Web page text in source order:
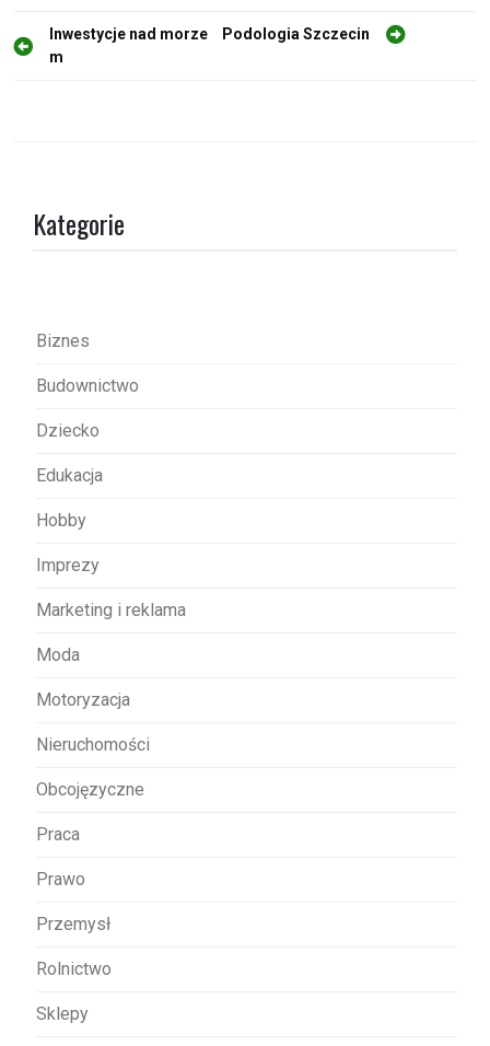
N
Inwestycje nad morze
m
Podologia Szczecin
Kategorie
Biznes
Budownictwo
Dziecko
Edukacja
Hobby
Imprezy
Marketing i reklama
Moda
Motoryzacja
Nieruchomości
Obcojęzyczne
Praca
Prawo
Przemysł
Rolnictwo
Sklepy